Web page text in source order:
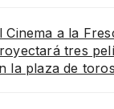
Cinema a la
tres
la plaza de toros